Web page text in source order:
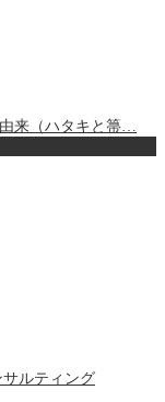
来（ハタキと箒…
ルティング